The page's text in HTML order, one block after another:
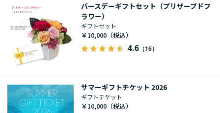
バースデーギフトセット（プリザーブドフ
ラワー）
ギフトセット
￥10,000
4.6 （16）
サマーギフトチケット 2026
ギフトチケット
￥10,000